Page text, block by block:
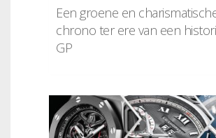
Een groene en
chrono ter ere van een
GP